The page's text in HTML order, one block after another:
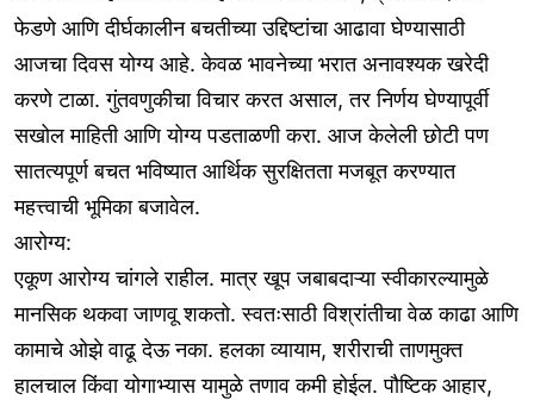
फेडणे आणि दीर्घकालीन बचतीच्या उद्दिष्टांचा आढावा घेण्यासाठी
आजचा दिवस योग्य आहे. केवळ भावनेच्या भरात अनावश्यक खरेदी
करणे टाळा. गुंतवणुकीचा विचार करत असाल, तर निर्णय घेण्यापूर्वी
सखोल माहिती आणि योग्य पडताळणी करा. आज केलेली छोटी पण
सातत्यपूर्ण बचत भविष्यात आर्थिक सुरक्षितता मजबूत करण्यात
महत्त्वाची भूमिका बजावेल.
आरोग्य:
एकूण आरोग्य चांगले राहील. मात्र खूप जबाबदाऱ्या स्वीकारल्यामुळे
मानसिक थकवा जाणवू शकतो. स्वतःसाठी विश्रांतीचा वेळ काढा आणि
कामाचे ओझे वाढू देऊ नका. हलका व्यायाम, शरीराची ताणमुक्त
हालचाल किंवा योगाभ्यास यामुळे तणाव कमी होईल. पौष्टिक आहार,